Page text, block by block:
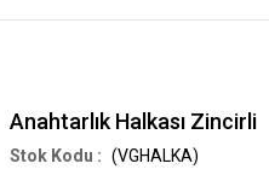
Anahtarlık Halkası Zincirli
(VGHALKA)